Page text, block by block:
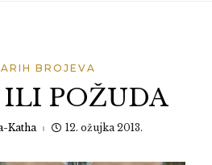
BROJEVA
ILI POŽUDA
Katha 12. ožujka 2013.